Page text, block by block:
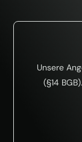
s
Unsere
(§14